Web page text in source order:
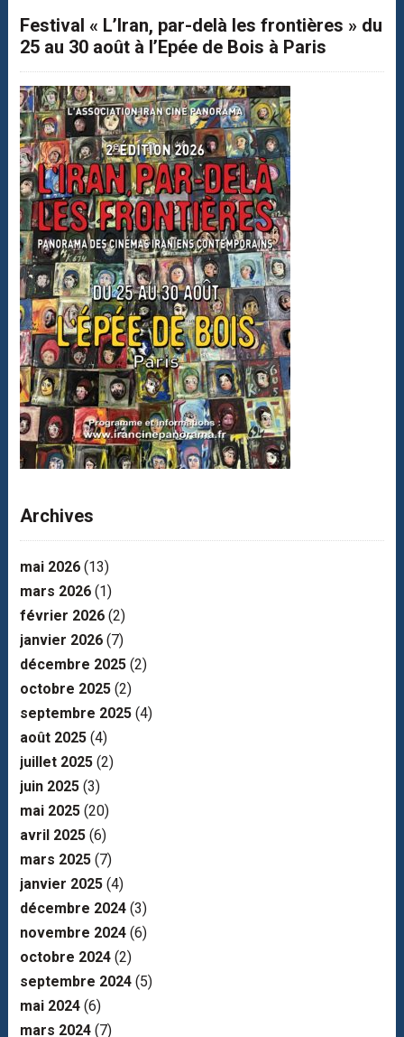
Festival « L’Iran, par-delà les frontières » du
25 au 30 août à l’Epée de Bois à Paris
Archives
mai 2026(13)
mars 2026(1)
février 2026(2)
janvier 2026(7)
décembre 2025(2)
octobre 2025(2)
septembre 2025(4)
août 2025(4)
juillet 2025(2)
juin 2025(3)
mai 2025(20)
avril 2025(6)
mars 2025(7)
janvier 2025(4)
décembre 2024(3)
novembre 2024(6)
octobre 2024(2)
septembre 2024(5)
mai 2024(6)
mars 2024(7)